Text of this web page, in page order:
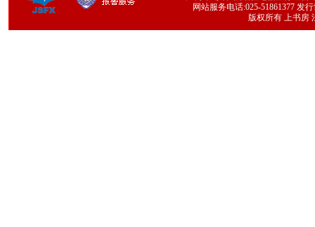
网站服务电话:025-51861377 发
版权所有 上书房